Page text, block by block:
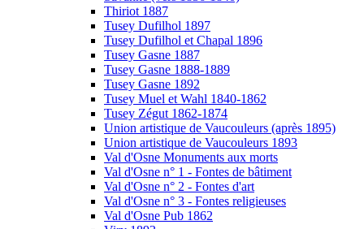
Thiriot 1887
Tusey Dufilhol 1897
Tusey Dufilhol et Chapal 1896
Tusey Gasne 1887
Tusey Gasne 1888-1889
Tusey Gasne 1892
Tusey Muel et Wahl 1840-1862
Tusey Zégut 1862-1874
Union artistique de Vaucouleurs (après 1895)
Union artistique de Vaucouleurs 1893
Val d'Osne Monuments aux morts
Val d'Osne n° 1 - Fontes de bâtiment
Val d'Osne n° 2 - Fontes d'art
Val d'Osne n° 3 - Fontes religieuses
Val d'Osne Pub 1862